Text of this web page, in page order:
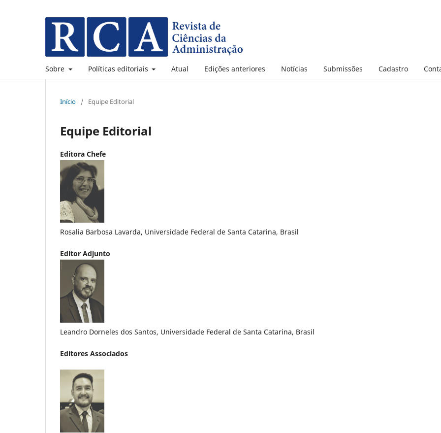
Sobre Políticas editoriais Atual Edições anteriores Notícias Submissões Cadastro
Início / Equipe Editorial
Equipe Editorial
Editora Chefe
Rosalia Barbosa Lavarda, Universidade Federal de Santa Catarina, Brasil
Editor Adjunto
Leandro Dorneles dos Santos, Universidade Federal de Santa Catarina, Brasil
Editores Associados